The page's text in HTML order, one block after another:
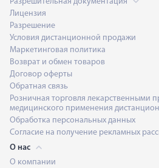
Лицензия
Разрешение
Условия дистанционной продажи
Маркетинговая политика
Возврат и обмен товаров
Договор оферты
Обратная связь
Розничная торговля лекарственными
медицинского применения
Обработка персональных данных
Согласие на получение рекламных
О нас
О компании